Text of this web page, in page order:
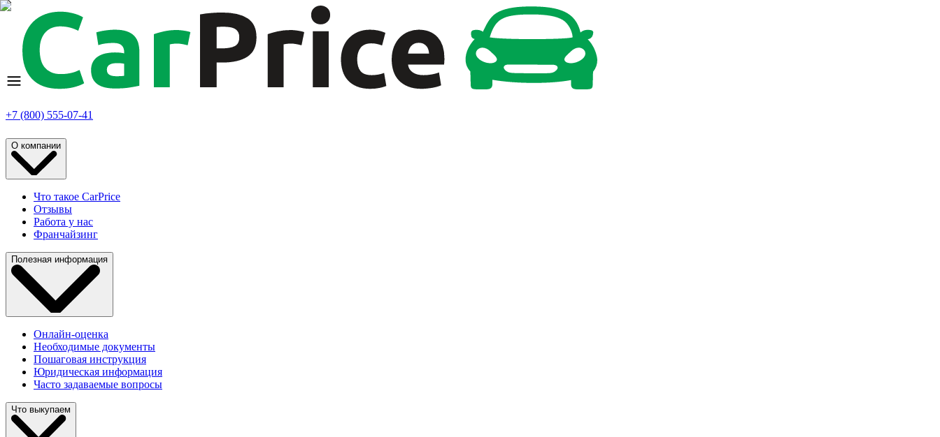
+7 (800) 555-07-41
О компании
Что такое CarPrice
Отзывы
Работа у нас
Франчайзинг
Полезная информация
Онлайн-оценка
Необходимые документы
Пошаговая инструкция
Юридическая информация
Часто задаваемые вопросы
Что выкупаем